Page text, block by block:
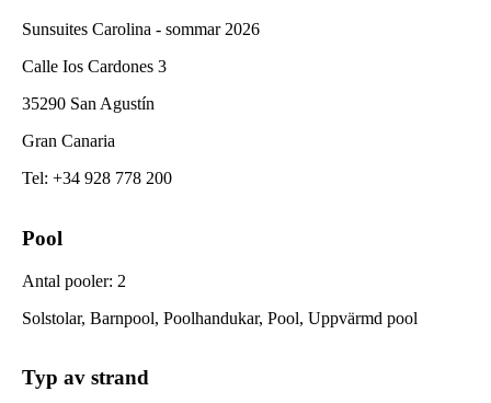
Sunsuites Carolina - sommar 2026
Calle Ios Cardones 3
35290 San Agustín
Gran Canaria
Tel: +34 928 778 200
Pool
Antal pooler: 2
Solstolar, Barnpool, Poolhandukar, Pool, Uppvärmd pool
Typ av strand